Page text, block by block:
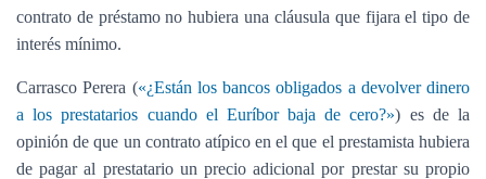
contrato de préstamo no hubiera una cláusula que fijara el tipo de
interés mínimo.
Carrasco Perera («¿Están los bancos obligados a devolver dinero
a los prestatarios cuando el Euríbor baja de cero?») es de la
opinión de que un contrato atípico en el que el prestamista hubiera
de pagar al prestatario un precio adicional por prestar su propio